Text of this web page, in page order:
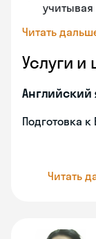
учитывая
Читать
Услуги и
Английский
Подготовка к
Читать